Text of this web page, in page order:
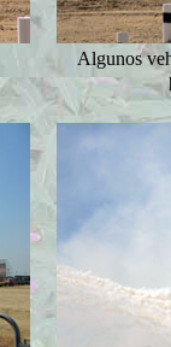
Algunos